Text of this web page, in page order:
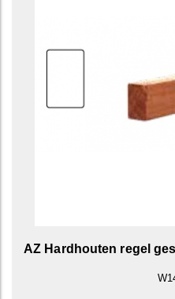
AZ Hardhouten regel